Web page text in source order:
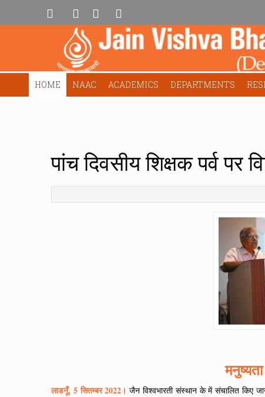
HOME NAAC ACADEMICS DEPARTMENTS
पांच दिवसीय शिक्षक पर्व पर
लाडनूँ, 5 सितम्बर 2022। जैन विश्वभारती संस्थान के में संचालित किए